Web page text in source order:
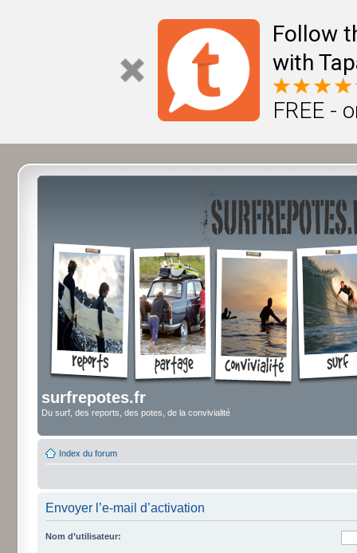
Follow
with
FREE -
surfrepotes.fr
Du surf, des reports, des potes, de la convivialité
Index du forum
Envoyer l’e-mail d’activation
Nom d’utilisateur: